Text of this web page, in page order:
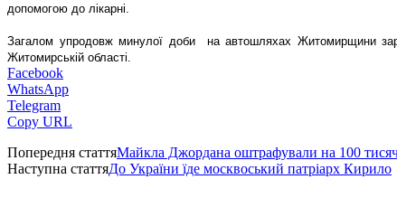
допомогою до лікарні.
Загалом упродовж минулої доби на автошляхах Житомирщини
Житомирській області.
Facebook
WhatsApp
Telegram
Copy URL
Попередня статтяМайкла Джордана оштрафували на 100
Наступна статтяДо України їде москвоський патріарх Кирило